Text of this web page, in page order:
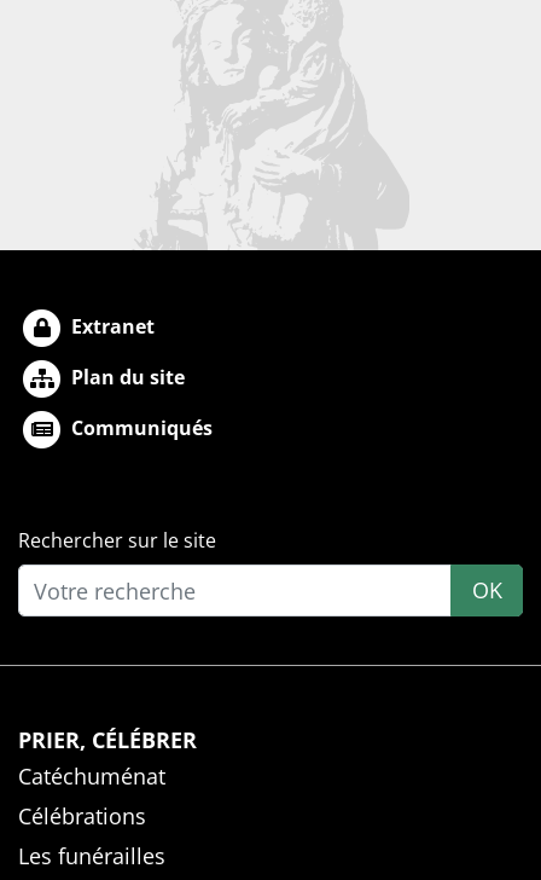
Extranet
Plan du site
Communiqués
Rechercher sur le site
OK
PRIER, CÉLÉBRER
Catéchuménat
Célébrations
Les funérailles